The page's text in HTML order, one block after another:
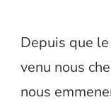
Depuis que
venu nous
nous